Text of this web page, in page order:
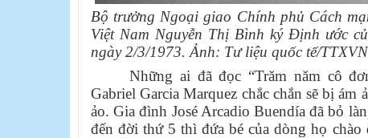
Bộ trưởng Ngoại giao Chính phủ Cách
Việt Nam Nguyễn Thị Bình ký Định ước
ngày 2/3/1973. Ảnh: Tư liệu quốc tế/TTXVN
Những ai đã đọc “Trăm năm cô
Gabriel Garcia Marquez chắc chắn sẽ bị ám
ảo. Gia đình José Arcadio Buendía đã bỏ
đến đời thứ 5 thì đứa bé của dòng họ